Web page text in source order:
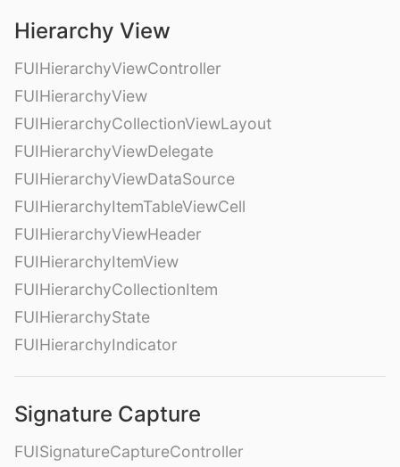
Hierarchy View
FUIHierarchyViewController
FUIHierarchyView
FUIHierarchyCollectionViewLayout
FUIHierarchyViewDelegate
FUIHierarchyViewDataSource
FUIHierarchyItemTableViewCell
FUIHierarchyViewHeader
FUIHierarchyItemView
FUIHierarchyCollectionItem
FUIHierarchyState
FUIHierarchyIndicator
Signature Capture
FUISignatureCaptureController